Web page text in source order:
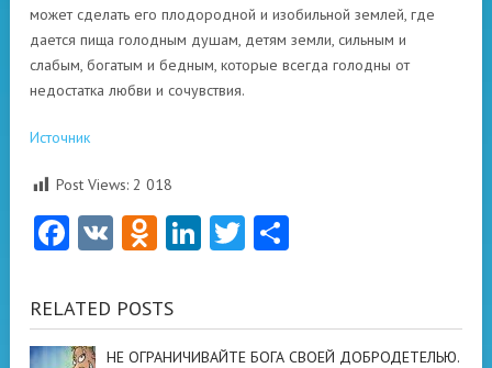
может сделать его плодородной и изобильной землей, где
дается пища голодным душам, детям земли, сильным и
слабым, богатым и бедным, которые всегда голодны от
недостатка любви и сочувствия.
Источник
Post Views: 2 018
Facebook
VK Odnoklassniki
LinkedIn
Twitter
RELATED POSTS
НЕ ОГРАНИЧИВАЙТЕ БОГА СВОЕЙ ДОБРОДЕТЕЛЬЮ.